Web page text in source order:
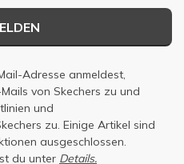
Adresse anmeldest,
von Skechers zu und
und
zu. Einige Artikel sind
ausgeschlossen.
du unter Details.